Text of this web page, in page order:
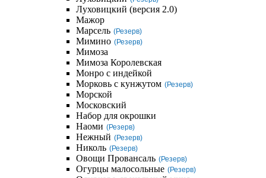
Луховицкий (версия 2.0)
Мажор
Марсель (Резерв)
Мимино (Резерв)
Мимоза
Мимоза Королевская
Монро с индейкой
Морковь с кунжутом (Резерв)
Морской
Московский
Набор для окрошки
Наоми (Резерв)
Нежный (Резерв)
Николь (Резерв)
Овощи Провансаль (Резерв)
Огурцы малосольные (Резерв)